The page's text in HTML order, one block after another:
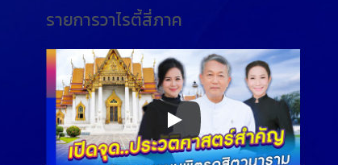
รายการวาไรตี้สี่ภาค